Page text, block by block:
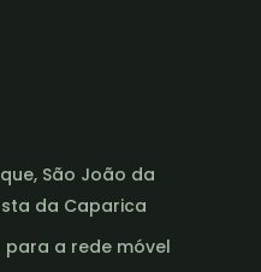
São João da
da Caparica
a rede móvel